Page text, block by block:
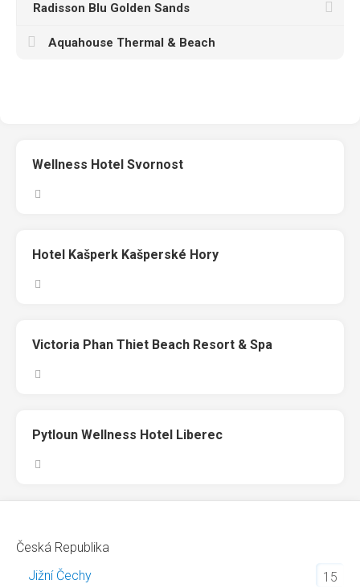
Radisson Blu Golden Sands
Aquahouse Thermal & Beach
Wellness Hotel Svornost
Hotel Kašperk Kašperské Hory
Victoria Phan Thiet Beach Resort & Spa
Pytloun Wellness Hotel Liberec
Česká Republika
Jižní Čechy
15